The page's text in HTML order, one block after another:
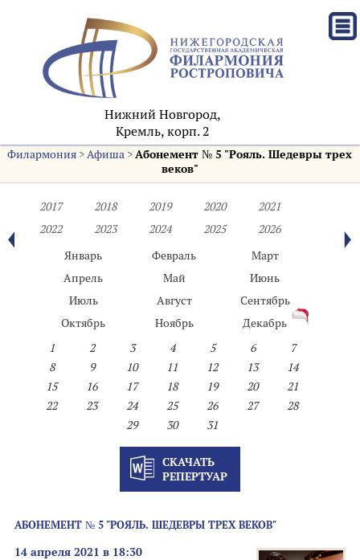
Нижний Новгород,
Кремль, корп. 2
Филармония >Афиша >Абонемент № 5 "Рояль. Шедевры трех
веков"
2017 2018 2019 2020
2021
2022
2023 2024 2025
2026
Январь
Февраль
Март
Апрель
Май
Июнь
Июль
Август
Сентябрь
Октябрь
Ноябрь
Декабрь
1
2 3 4 5 6
7
8
9 10 11 12 13
14
15
16 17 18 19 20
21
22
23 24 25 26 27
28
29
30 31
СКАЧАТЬ
РЕПЕРТУАР
АБОНЕМЕНТ № 5 "РОЯЛЬ. ШЕДЕВРЫ ТРЕХ ВЕКОВ"
14 апреля 2021 в 18:30